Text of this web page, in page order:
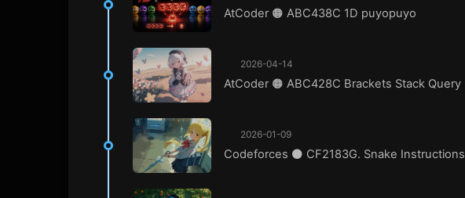
AtCoder 🟠 ABC438C 1D puyopuyo
2026-04-14
AtCoder 🟠 ABC428C Brackets Stack Query
2026-01-09
Codeforces ⚫ CF2183G. Snake Instructions